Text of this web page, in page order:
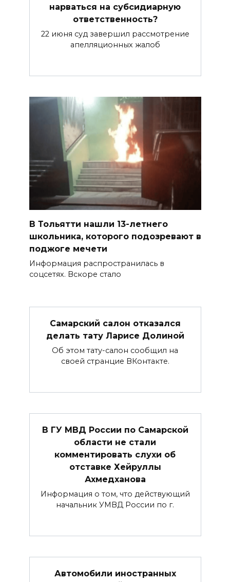
нарваться на субсидиарную
ответственность?
22 июня суд завершил рассмотрение
апелляционных жалоб
В Тольятти нашли 13-летнего
школьника, которого подозревают в
поджоге мечети
Информация распространилась в
соцсетях. Вскоре стало
Самарский салон отказался
делать тату Ларисе Долиной
Об этом тату-салон сообщил на
своей странцие ВКонтакте.
В ГУ МВД России по Самарской
области не стали
комментировать слухи об
отставке Хейруллы
Ахмедханова
Информация о том, что действующий
начальник УМВД России по г.
Автомобили иностранных